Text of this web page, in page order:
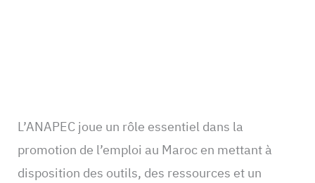
L’ANAPEC joue un rôle essentiel dans la
promotion de l’emploi au Maroc en mettant à
disposition des outils, des ressources et un